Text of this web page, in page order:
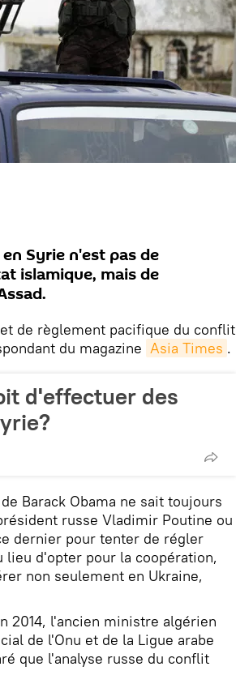
Syrie n'est pas de
islamique, mais de
de règlement pacifique du conflit
du magazine Asia Times .
d'effectuer des
Barack Obama ne sait toujours
russe Vladimir Poutine ou
dernier pour tenter de régler
d'opter pour la coopération,
non seulement en Ukraine,
2014, l'ancien ministre algérien
de l'Onu et de la Ligue arabe
que l'analyse russe du conflit